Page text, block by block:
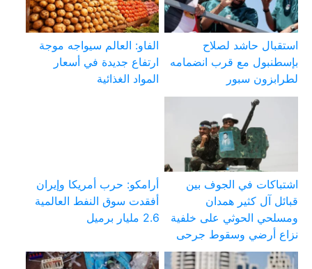
استقبال حاشد لصلاح
بإسطنبول مع قرب انضمامه
لطرابزون سبور
الفاو: العالم سيواجه موجة
ارتفاع جديدة في أسعار
المواد الغذائية
اشتباكات في الجوف بين
قبائل آل كثير همدان
ومسلحي الحوثي على خلفية
نزاع أرضي وسقوط جرحى
أرامكو: حرب أمريكا وإيران
أفقدت سوق النفط العالمية
2.6 مليار برميل